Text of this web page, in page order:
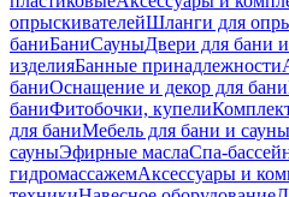
опрыскивателейШланги для
баниБаниСауныДвери для бани
изделияБанные принадлежности
баниОснащение и декор для бани
баниФитобочки, купели
для баниМебель для бани и сауны
сауныЭфирные маслаСпа-
гидромассажемАксессуары и